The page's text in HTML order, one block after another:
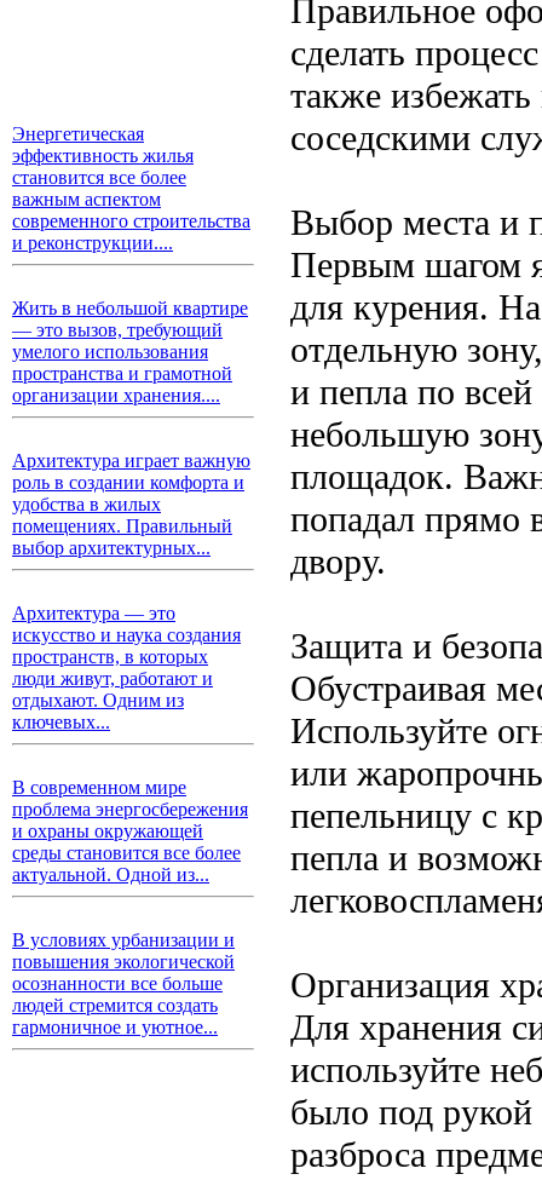
Энергетическая
эффективность жилья
становится все более
важным аспектом
современного строительства
и реконструкции....
Жить в небольшой квартире
— это вызов, требующий
умелого использования
пространства и грамотной
организации хранения....
Архитектура играет важную
роль в создании комфорта и
удобства в жилых
помещениях. Правильный
выбор архитектурных...
Архитектура — это
искусство и наука создания
пространств, в которых
люди живут, работают и
отдыхают. Одним из
ключевых...
В современном мире
проблема энергосбережения
и охраны окружающей
среды становится все более
актуальной. Одной из...
В условиях урбанизации и
повышения экологической
осознанности все больше
людей стремится создать
гармоничное и уютное...
Правильное
сделать
также
соседскими
Выбор места и
Первым шагом
для курения.
отдельную
и пепла по
небольшую
площадок.
попадал прямо
двору.
Защита и
Обустраивая
Используйте
или
пепельницу с
пепла и
Организация
Для хранения
используйте
было под
разброса